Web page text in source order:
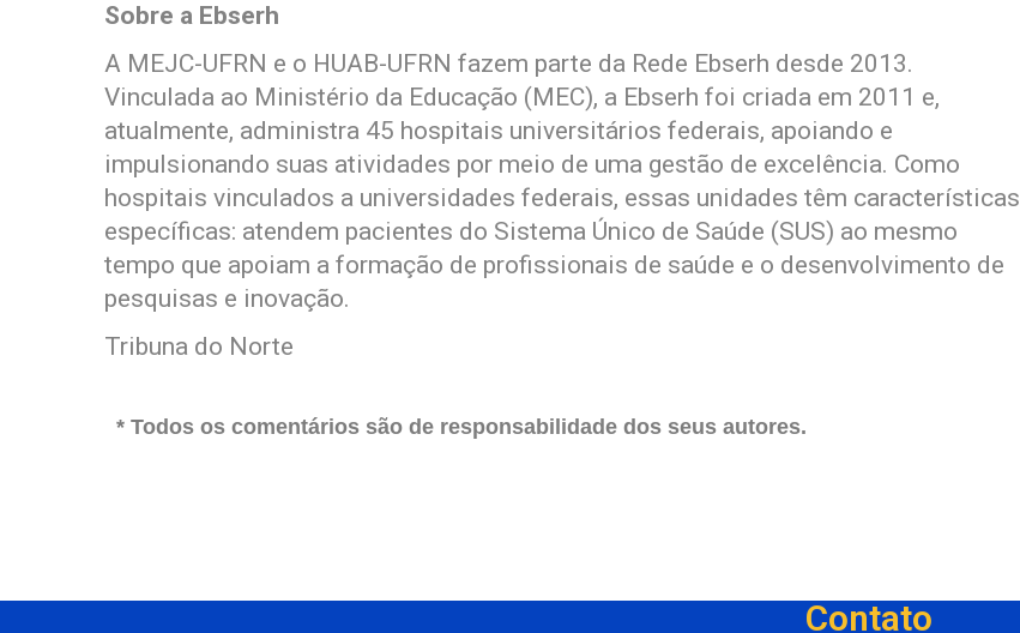
Sobre a Ebserh
A MEJC-UFRN e o HUAB-UFRN fazem parte da Rede Ebserh desde 2013.
Vinculada ao Ministério da Educação (MEC), a Ebserh foi criada em 2011 e,
atualmente, administra 45 hospitais universitários federais, apoiando e
impulsionando suas atividades por meio de uma gestão de excelência. Como
hospitais vinculados a universidades federais, essas unidades têm características
específicas: atendem pacientes do Sistema Único de Saúde (SUS) ao mesmo
tempo que apoiam a formação de profissionais de saúde e o desenvolvimento de
pesquisas e inovação.
Tribuna do Norte
* Todos os comentários são de responsabilidade dos seus autores.
Contato